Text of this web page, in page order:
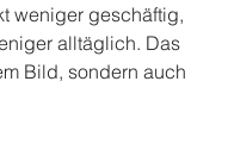
weniger geschäftig,
alltäglich. Das
Bild, sondern auch